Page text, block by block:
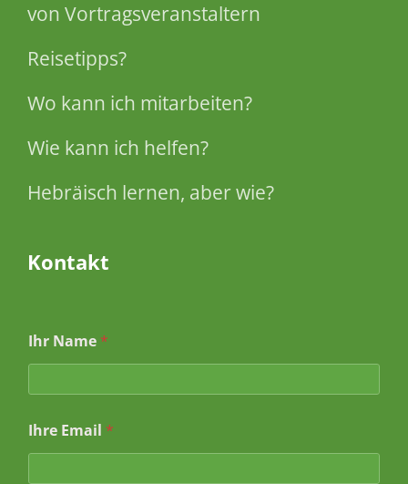
von Vortragsveranstaltern
Reisetipps?
Wo kann ich mitarbeiten?
Wie kann ich helfen?
Hebräisch lernen, aber wie?
Kontakt
Ihr Name *
Ihre Email *